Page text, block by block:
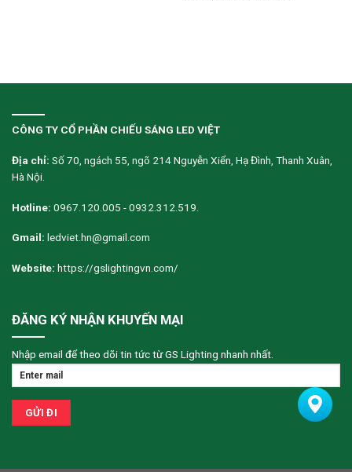
CÔNG TY CỔ PHẦN CHIẾU SÁNG LED VIỆT
Địa chỉ: Số 70, ngách 55, ngõ 214 Nguyễn Xiển, Hạ Đình, Thanh Xuân,
Hà Nội.
Hotline: 0967.120.005 - 0932.312.519.
Gmail: ledviet.hn@gmail.com
Website: https://gslightingvn.com/
ĐĂNG KÝ NHẬN KHUYẾN MẠI
Nhập email để theo dõi tin tức từ GS Lighting nhanh nhất.